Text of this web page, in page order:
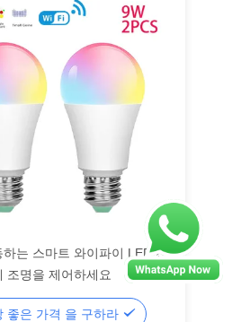
하는 스마트 와이파이 LED 전
조명을 제어하세요
좋은 가격 을 구하라